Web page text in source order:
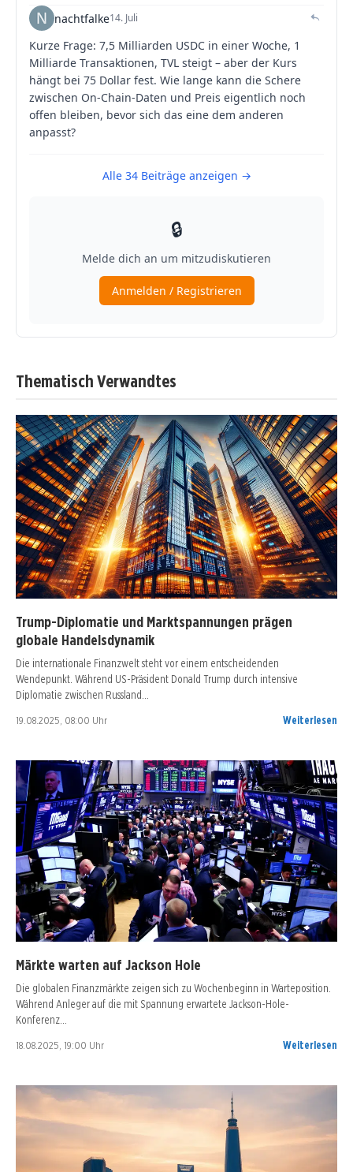
Thematisch Verwandtes
Trump-Diplomatie und Marktspannungen prägen
globale Handelsdynamik
Die internationale Finanzwelt steht vor einem entscheidenden
Wendepunkt. Während US-Präsident Donald Trump durch intensive
Diplomatie zwischen Russland…
19.08.2025, 08:00 Uhr Weiterlesen
Märkte warten auf Jackson Hole
Die globalen Finanzmärkte zeigen sich zu Wochenbeginn in Warteposition.
Während Anleger auf die mit Spannung erwartete Jackson-Hole-
Konferenz…
18.08.2025, 19:00 Uhr Weiterlesen